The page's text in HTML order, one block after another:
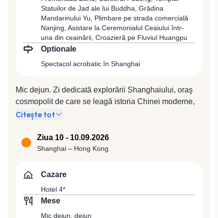
mare oraş al Chinei, situat la malul Mării Orientale, pe
Fluviul Huangpu. Întâlnire cu reprezentantul local
pentru transfer şi cazare la hotel 4*.
Statuilor de Jad ale lui Buddha, Grădina
Mandarinului Yu, Plimbare pe strada comercială
Nanjing, Asistare la Ceremonialul Ceaiului într-
una din ceainării, Croazieră pe Fluviul Huangpu
Optionale
Spectacol acrobatic în Shanghai
Mic dejun. Zi dedicată explorării Shanghaiului, oraş
cosmopolit de care se leagă istoria Chinei moderne,
fiind în prezent un oraş ultradezvoltat, cu bulevarde
peisaje urbane inedite. Vom vedea promenada Bund,
care se întinde de-a lungul fluviului Huangpu pe mai
cartierul Pudong, care este şi centrul financiar al
oraşului. Cei care sunt interesaţi pot urca, pentru o
privelişte unică asupra oraşului, în Shanghai Tower, în
Citește tot
Ziua 10 - 10.09.2026
Shanghai – Hong Kong
Cazare
Hotel 4*
Mese
Mic dejun, dejun